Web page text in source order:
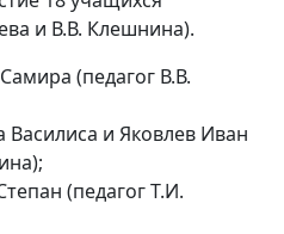
и В.В. Клешнина).
(педагог В.В.
Василиса и Яковлев Иван
(педагог Т.И.